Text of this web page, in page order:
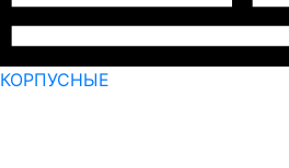
КОРПУСНЫЕ